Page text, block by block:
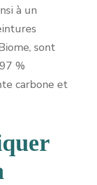
à un
sont
%
carbone et